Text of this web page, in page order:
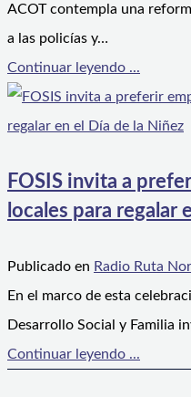
ACOT contempla una
a las policías y…
Continuar leyendo ...
FOSIS invita a
locales para regalar
Publicado en Radio Ruta
En el marco de esta
Desarrollo Social y Familia
Continuar leyendo ...